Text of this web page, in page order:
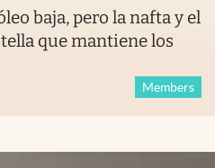
baja, pero la nafta y el
que mantiene los
Members